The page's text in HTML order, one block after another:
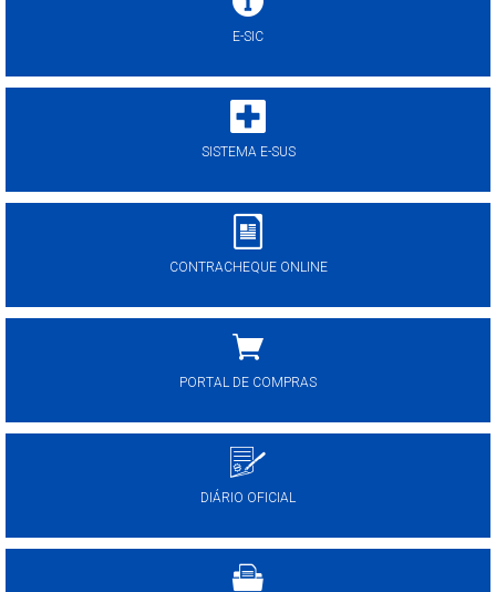
E-SIC
SISTEMA E-SUS
CONTRACHEQUE ONLINE
PORTAL DE COMPRAS
DIÁRIO OFICIAL